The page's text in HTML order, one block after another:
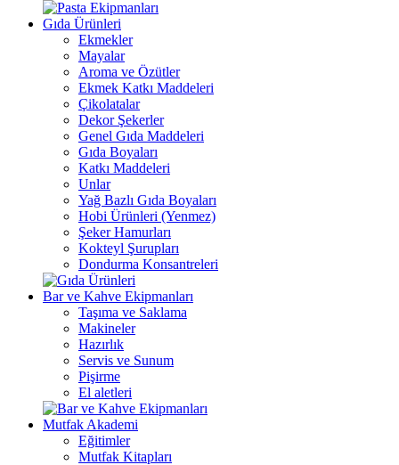
Gıda Ürünleri
Ekmekler
Mayalar
Aroma ve Özütler
Ekmek Katkı Maddeleri
Çikolatalar
Dekor Şekerler
Genel Gıda Maddeleri
Gıda Boyaları
Katkı Maddeleri
Unlar
Yağ Bazlı Gıda Boyaları
Hobi Ürünleri (Yenmez)
Şeker Hamurları
Kokteyl Şurupları
Dondurma Konsantreleri
Bar ve Kahve Ekipmanları
Taşıma ve Saklama
Makineler
Hazırlık
Servis ve Sunum
Pişirme
El aletleri
Mutfak Akademi
Eğitimler
Mutfak Kitapları